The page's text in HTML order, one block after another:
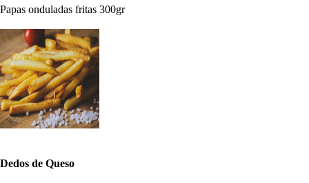
Papas onduladas fritas 300gr
Dedos de Queso